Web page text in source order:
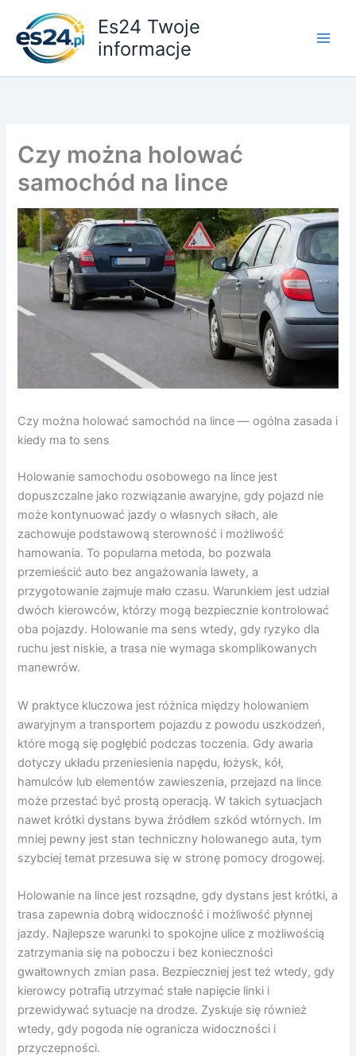
treści
Es24 Twoje
informacje
Czy można holować
samochód na lince
Czy można holować samochód na lince — ogólna zasada i
kiedy ma to sens
Holowanie samochodu osobowego na lince jest
dopuszczalne jako rozwiązanie awaryjne, gdy pojazd nie
może kontynuować jazdy o własnych siłach, ale
zachowuje podstawową sterowność i możliwość
hamowania. To popularna metoda, bo pozwala
przemieścić auto bez angażowania lawety, a
przygotowanie zajmuje mało czasu. Warunkiem jest udział
dwóch kierowców, którzy mogą bezpiecznie kontrolować
oba pojazdy. Holowanie ma sens wtedy, gdy ryzyko dla
ruchu jest niskie, a trasa nie wymaga skomplikowanych
manewrów.
W praktyce kluczowa jest różnica między holowaniem
awaryjnym a transportem pojazdu z powodu uszkodzeń,
które mogą się pogłębić podczas toczenia. Gdy awaria
dotyczy układu przeniesienia napędu, łożysk, kół,
hamulców lub elementów zawieszenia, przejazd na lince
może przestać być prostą operacją. W takich sytuacjach
nawet krótki dystans bywa źródłem szkód wtórnych. Im
mniej pewny jest stan techniczny holowanego auta, tym
szybciej temat przesuwa się w stronę pomocy drogowej.
Holowanie na lince jest rozsądne, gdy dystans jest krótki, a
trasa zapewnia dobrą widoczność i możliwość płynnej
jazdy. Najlepsze warunki to spokojne ulice z możliwością
zatrzymania się na poboczu i bez konieczności
gwałtownych zmian pasa. Bezpieczniej jest też wtedy, gdy
kierowcy potrafią utrzymać stałe napięcie linki i
przewidywać sytuacje na drodze. Zyskuje się również
wtedy, gdy pogoda nie ogranicza widoczności i
przyczepności.